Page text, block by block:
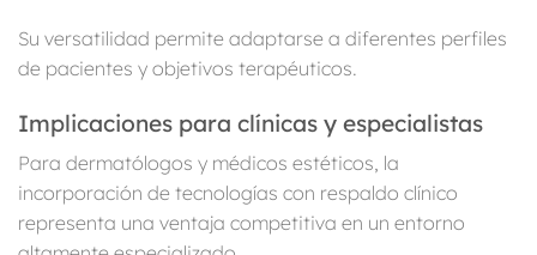
Su versatilidad permite adaptarse a diferentes perfiles
de pacientes y objetivos terapéuticos.
Implicaciones para clínicas y especialistas
Para dermatólogos y médicos estéticos, la
incorporación de tecnologías con respaldo clínico
representa una ventaja competitiva en un entorno